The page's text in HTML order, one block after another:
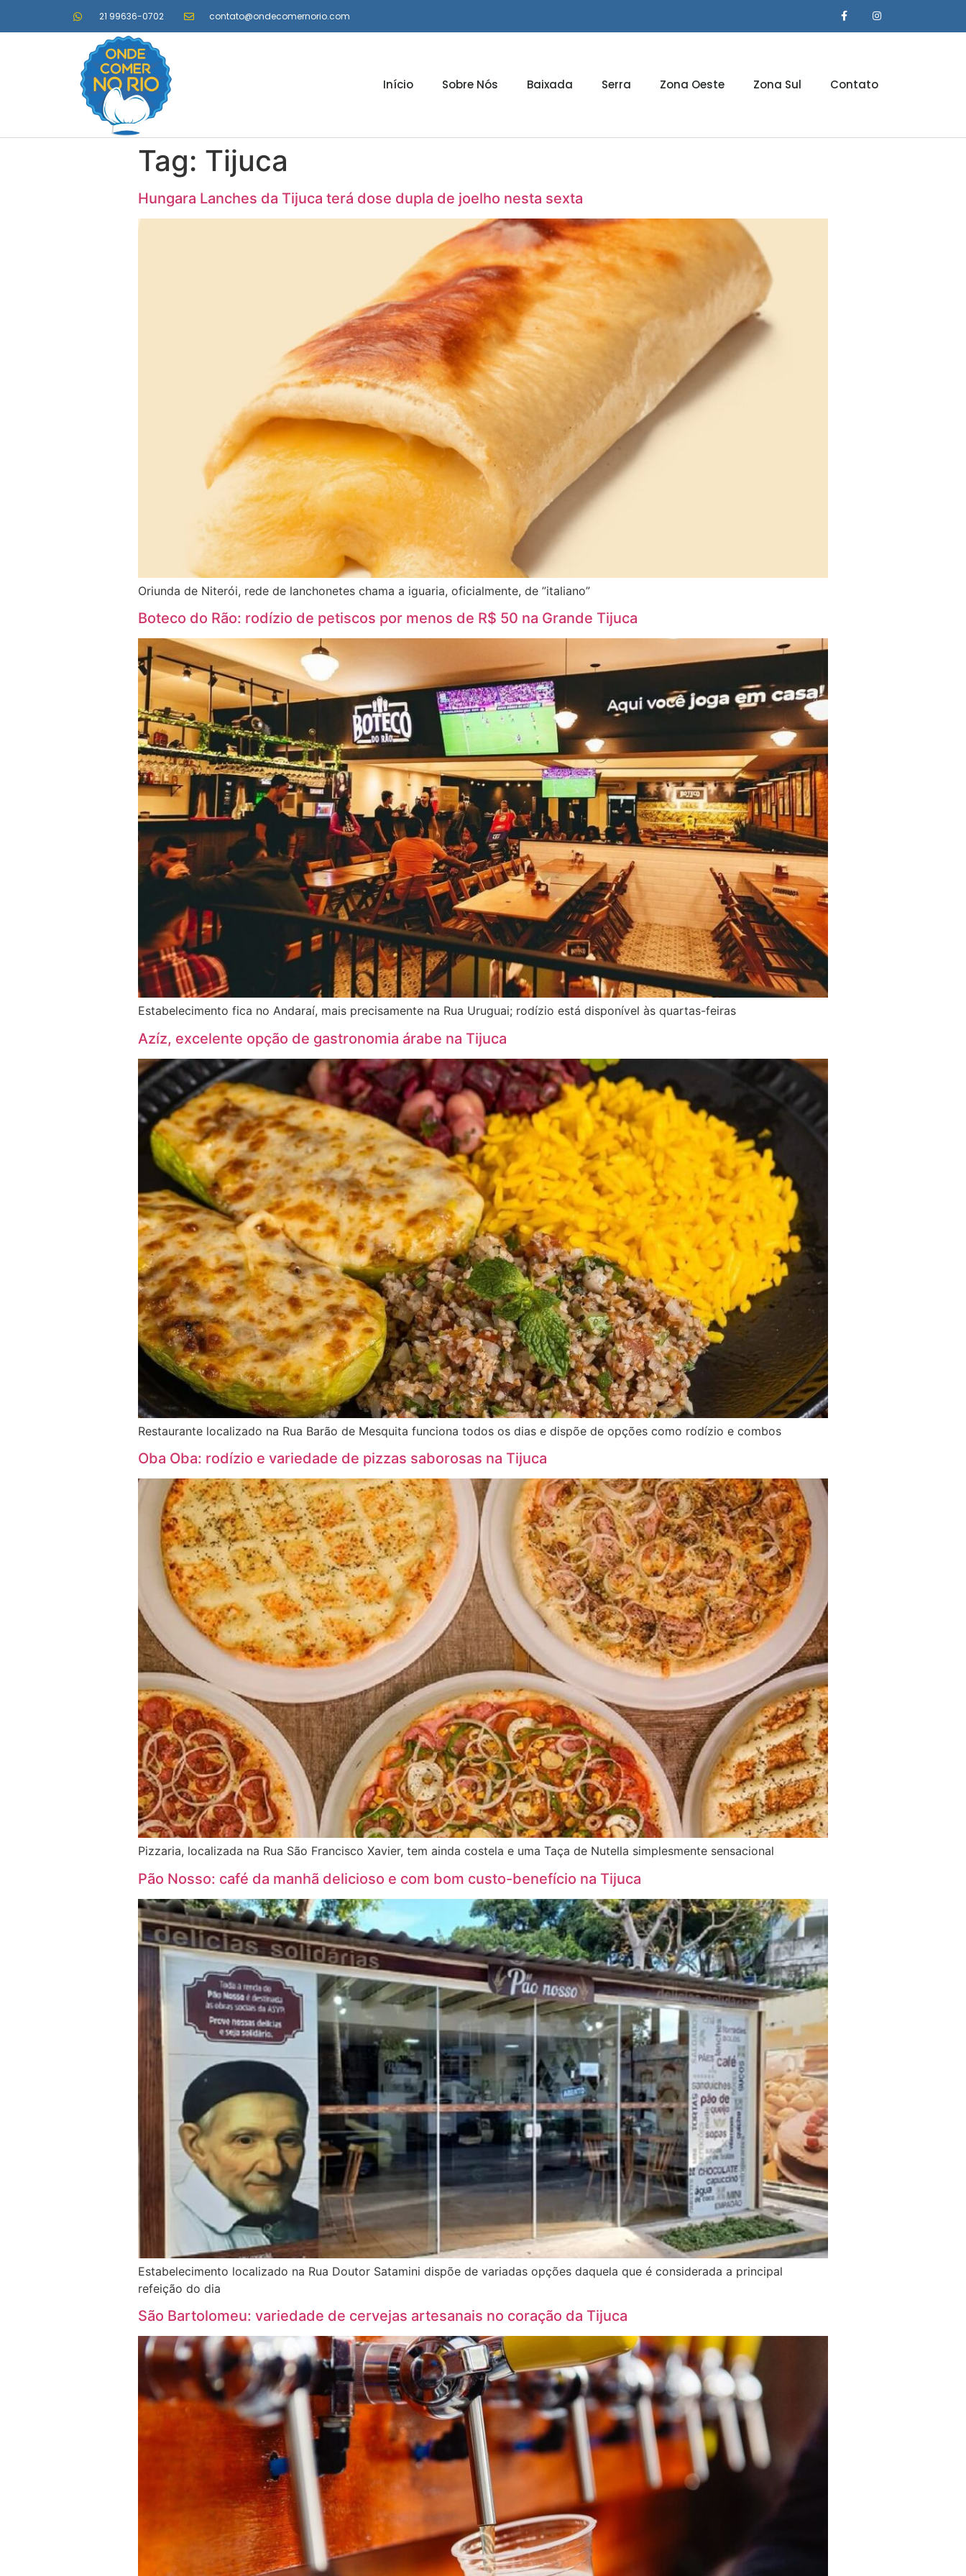
21 99636-0702 contato@ondecomernorio.com
Início Sobre Nós Baixada Serra Zona Oeste Zona Sul Contato
Tag: Tijuca
Hungara Lanches da Tijuca terá dose dupla de joelho nesta sexta
Oriunda de Niterói, rede de lanchonetes chama a iguaria, oficialmente, de ”italiano”
Boteco do Rão: rodízio de petiscos por menos de R$ 50 na Grande Tijuca
Estabelecimento fica no Andaraí, mais precisamente na Rua Uruguai; rodízio está disponível às quartas-feiras
Azíz, excelente opção de gastronomia árabe na Tijuca
Restaurante localizado na Rua Barão de Mesquita funciona todos os dias e dispõe de opções como rodízio e combos
Oba Oba: rodízio e variedade de pizzas saborosas na Tijuca
Pizzaria, localizada na Rua São Francisco Xavier, tem ainda costela e uma Taça de Nutella simplesmente sensacional
Pão Nosso: café da manhã delicioso e com bom custo-benefício na Tijuca
Estabelecimento localizado na Rua Doutor Satamini dispõe de variadas opções daquela que é considerada a principal
refeição do dia
São Bartolomeu: variedade de cervejas artesanais no coração da Tijuca